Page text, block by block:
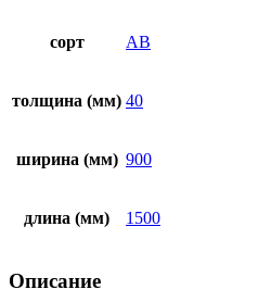
сорт AB
толщина (мм) 40
ширина (мм) 900
длина (мм) 1500
Описание